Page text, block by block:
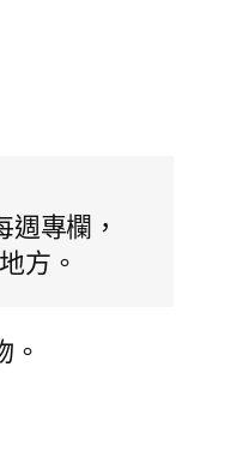
專欄，
方。